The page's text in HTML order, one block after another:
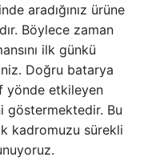
aradığınız ürüne
Böylece zaman
ilk günkü
Doğru batarya
yönde etkileyen
göstermektedir. Bu
kadromuzu sürekli